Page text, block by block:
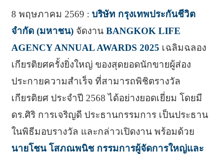
8 พฤษภาคม 2569 : บริษัท กรุงเทพประกันชีวิต
จำกัด (มหาชน)จัดงาน BANGKOK LIFE
AGENCY ANNUAL AWARDS 2025 เฉลิมฉลอง
เกียรติยศครั้งยิ่งใหญ่ ของสุดยอดนักขายผู้ส่อง
ประกายความสำเร็จ ที่สามารถพิชิตรางวัล
เกียรติยศ ประจำปี 2568 ได้อย่างยอดเยี่ยม โดยมี
ดร.ศิริ การเจริญดี ประธานกรรมการ เป็นประธาน
ในพิธีมอบรางวัล และกล่าวเปิดงาน พร้อมด้วย
นายโชน โสภณพนิช กรรมการผู้จัดการใหญ่และ